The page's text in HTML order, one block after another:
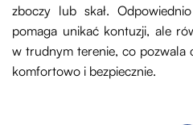
zboczy lub skał.
pomaga unikać kontuzji, ale
w trudnym terenie, co pozwala
komfortowo i bezpiecznie.